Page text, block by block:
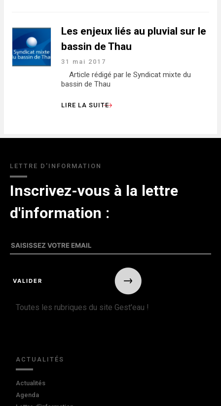
Les enjeux liés au pluvial sur le
bassin de Thau
31 mai 2017
Article rédigé par le Syndicat mixte du
bassin de Thau
LIRE LA SUITE
LETTRE D'INFORMATION
Inscrivez-vous à la lettre
d'information :
Toutes les rubriques du site Gest'eau !
ACTUALITÉS
Actualités
Agenda